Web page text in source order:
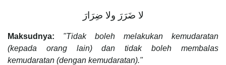
لا ضَرَرَ ولا ضِرَارَ
Maksudnya:
"Tidak boleh melakukan kemudaratan
(kepada orang lain) dan tidak boleh membalas
kemudaratan (dengan kemudaratan)."